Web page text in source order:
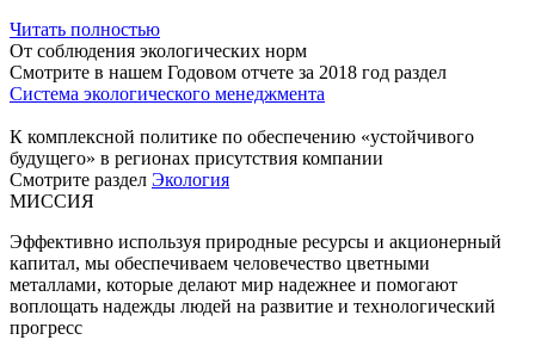
Читать полностью
От соблюдения экологических норм
Смотрите в нашем Годовом отчете за 2018 год раздел
Система экологического менеджмента
К комплексной политике по обеспечению «устойчивого
будущего» в регионах присутствия компании
Смотрите раздел Экология
МИССИЯ
Эффективно используя природные ресурсы и акционерный
капитал, мы обеспечиваем человечество цветными
металлами, которые делают мир надежнее и помогают
воплощать надежды людей на развитие и технологический
прогресс